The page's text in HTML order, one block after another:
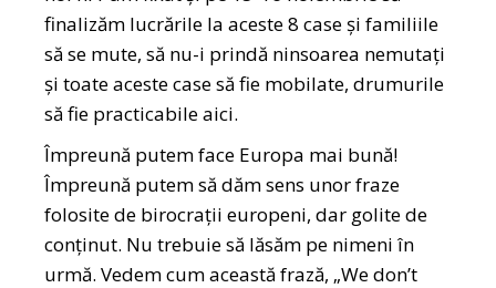
finalizăm lucrările la aceste 8 case și familiile
să se mute, să nu-i prindă ninsoarea nemutați
și toate aceste case să fie mobilate, drumurile
să fie practicabile aici.
Împreună putem face Europa mai bună!
Împreună putem să dăm sens unor fraze
folosite de birocrații europeni, dar golite de
conținut. Nu trebuie să lăsăm pe nimeni în
urmă. Vedem cum această frază, „We don’t